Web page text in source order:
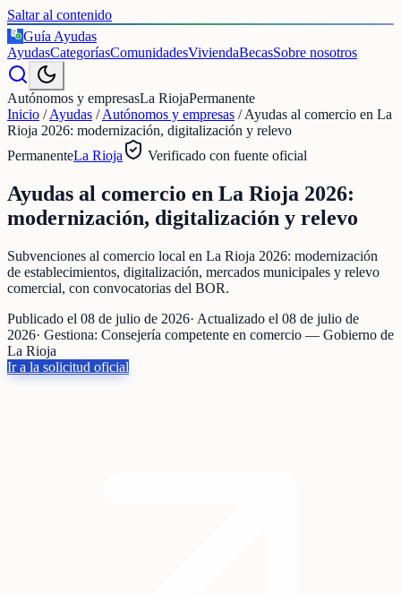
Saltar al contenido
€
Guía Ayudas
AyudasCategoríasComunidadesViviendaBecasSobre nosotros
Autónomos y empresasLa RiojaPermanente
Inicio /Ayudas /Autónomos y empresas /Ayudas al comercio en La
Rioja 2026: modernización, digitalización y relevo
PermanenteLa Rioja Verificado con fuente oficial
Ayudas al comercio en La Rioja 2026:
modernización, digitalización y relevo
Subvenciones al comercio local en La Rioja 2026: modernización
de establecimientos, digitalización, mercados municipales y relevo
comercial, con convocatorias del BOR.
Publicado el 08 de julio de 2026· Actualizado el 08 de julio de
2026· Gestiona: Consejería competente en comercio — Gobierno de
La Rioja
Ir a la solicitud oficial